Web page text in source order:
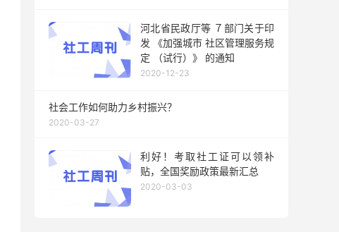
河北省民政厅等 ７部门关于印
发 《加强城市 社区管理服务规
定 （试行）》 的通知
2020-12-23
社会工作如何助力乡村振兴？
2020-03-27
利好！考取社工证可以领补
贴，全国奖励政策最新汇总
2020-03-03